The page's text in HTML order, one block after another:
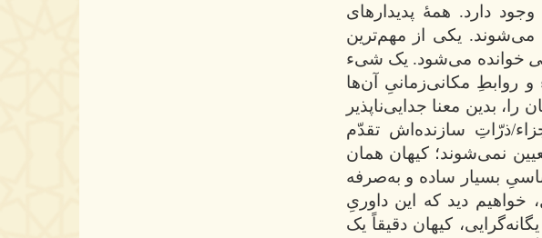
دارد. همۀ پدیدارهای
می‌شوند. یکی از مهم‌ترین
خوانده می‌شود. یک شیء
روابطِ مکانی‌زمانیِ آن‌ها
بدین معنا جدایی‌ناپذیر
ذرّاتِ سازنده‌اش تقدّم
نمی‌شوند؛ کیهان همان
بسیار ساده و به‌صرفه
خواهیم دید که این داوریِ
کیهان دقیقاً یک